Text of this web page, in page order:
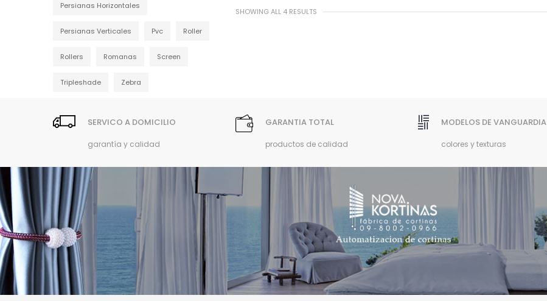
Persianas Horizontales
Persianas Verticales Pvc Roller
Rollers Romanas Screen
Tripleshade Zebra
SHOWING ALL 4 RESULTS
SERVICO A DOMICILIO
garantía y calidad
GARANTIA TOTAL
productos de calidad
MODELOS DE VANGUARDIA
colores y texturas